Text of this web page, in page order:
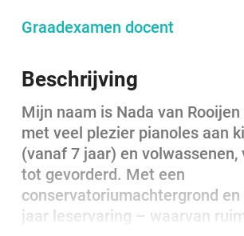
Graadexamen docent
Beschrijving
Mijn naam is Nada van
met veel plezier pianoles aan
(vanaf 7 jaar) en volwassenen,
tot gevorderd. Met een
conservatoriumachtergrond en
jaar leservaring – waarvan